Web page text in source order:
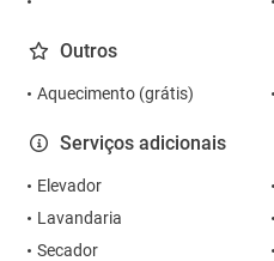
Outros
Aquecimento (grátis)
Serviços adicionais
Elevador
Lavandaria
Secador